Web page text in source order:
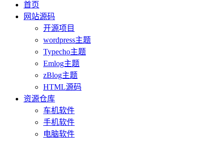
首页
网站源码
开源项目
wordpress主题
Typecho主题
Emlog主题
zBlog主题
HTML源码
资源仓库
车机软件
手机软件
电脑软件